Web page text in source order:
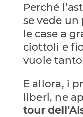
Perché
se vede un
le case a
ciottoli e
vuole
E allora, i
liberi, ne
tour